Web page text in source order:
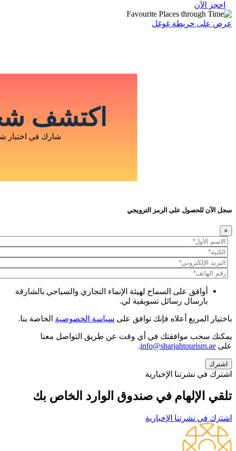
احجز الآن
عرض على خريطة غوغل
اكتشف
شارك في اختبار
سجل الآن للحصول على الرمز الترويجي
×
أوافق على السماح لهيئة الإنماء التجاري والسياحي بالشارقة
بارسال رسائل تسويقية لي.
باختيار المربع أعلاه فإنك توافق على سياسة الخصوصية الخاصة بنا.
يمكنك سحب موافقتك في أي وقت عن طريق التواصل معنا
على info@sharjahtourism.ae
.
اشترك في نشرتنا الإخبارية
تلقي الإلهام في صندوق الوارد الخاص بك
اشترك في نشرتنا الإخبارية